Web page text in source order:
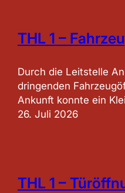
THL 1 –
Durch die Leitstelle
dringenden
Ankunft konnte ein
26. Juli 2026
THL 1 –